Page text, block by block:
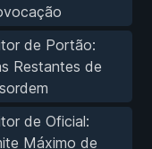
de Portão:
Restantes de
de Oficial:
Máximo de